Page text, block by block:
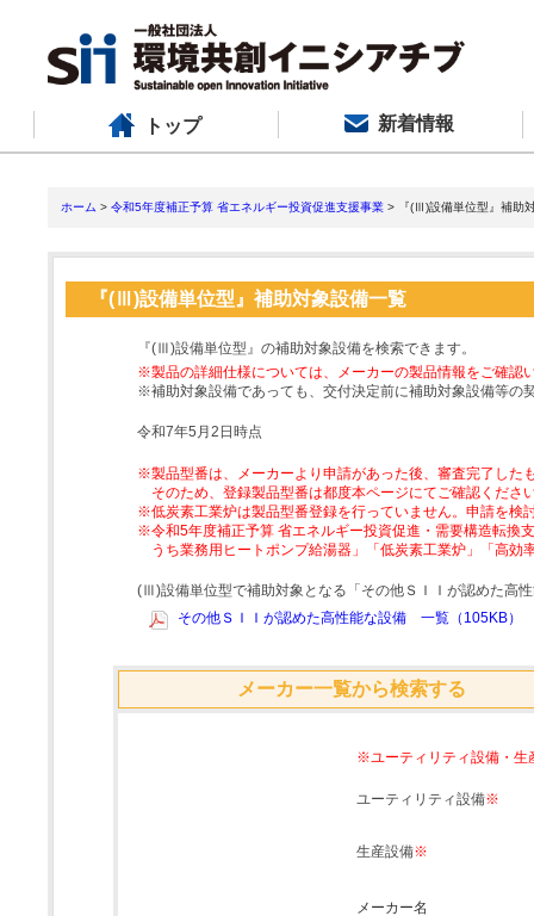
トップ 新着情報
ホーム > 令和5年度補正予算 省エネルギー投資促進支援事業 > 『(Ⅲ)設備単位型』補助
『(Ⅲ)設備単位型』補助対象設備一覧
『(Ⅲ)設備単位型』の補助対象設備を検索できます。
※製品の詳細仕様については、メーカーの製品情報をご確認
※補助対象設備であっても、交付決定前に補助対象設備等の
令和7年5月2日時点
※製品型番は、メーカーより申請があった後、審査完了した
そのため、登録製品型番は都度本ページにてご確認くださ
※低炭素工業炉は製品型番登録を行っていません。申請を検
※令和5年度補正予算 省エネルギー投資促進・需要構造転換
うち業務用ヒートポンプ給湯器」「低炭素工業炉」「高
(Ⅲ)設備単位型で補助対象となる「その他ＳＩＩが認めた高
その他ＳＩＩが認めた高性能な設備 一覧（105KB）
メーカー一覧から検索する
※ユーティリティ設備・生
ユーティリティ設備※
生産設備※
メーカー名